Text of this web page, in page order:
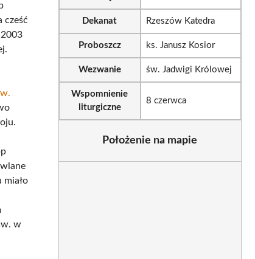
cześć
miało
w
Dekanat Rzeszów Katedra
Proboszcz ks. Janusz Kosior
Wezwanie św. Jadwigi Królowej
Wspomnienie
liturgiczne
8 czerwca
Położenie na mapie